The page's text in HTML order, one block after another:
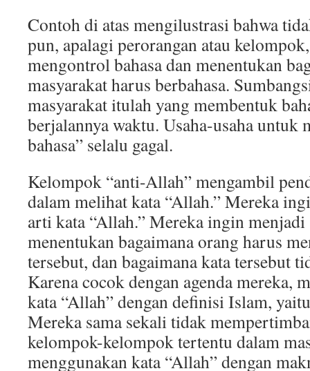
Contoh di atas mengilustrasi bahwa
pun, apalagi perorangan atau
mengontrol bahasa dan menentukan
masyarakat harus berbahasa.
masyarakat itulah yang membentuk
berjalannya waktu. Usaha-usaha untuk
bahasa” selalu gagal.
Kelompok “anti-Allah” mengambil
dalam melihat kata “Allah.” Mereka
arti kata “Allah.” Mereka ingin menjadi
menentukan bagaimana orang harus
tersebut, dan bagaimana kata tersebut
Karena cocok dengan agenda mereka,
kata “Allah” dengan definisi Islam,
Mereka sama sekali tidak
kelompok-kelompok tertentu dalam
menggunakan kata “Allah” dengan